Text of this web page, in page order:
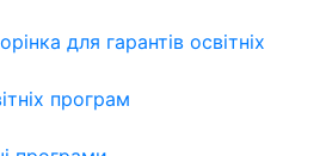
для гарантів освітніх
програм